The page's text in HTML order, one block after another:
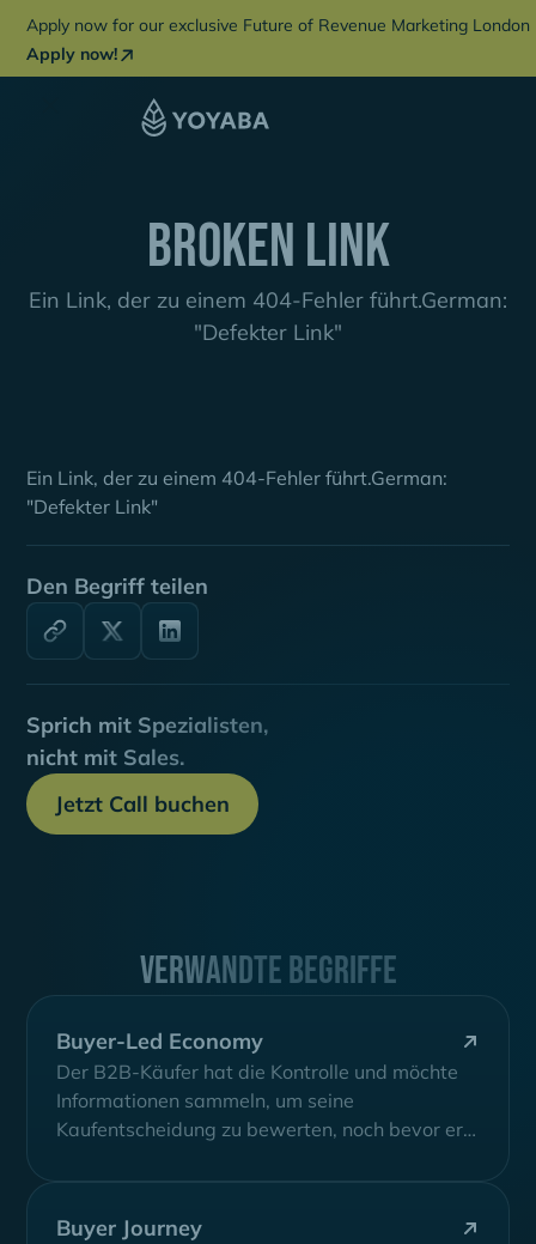
Apply now for our exclusive Future of Revenue Marketing
Apply now!
Broken Link
Ein Link, der zu einem 404-Fehler führt.German:
"Defekter Link"
Den Begriff teilen
Sprich mit Spezialisten,
nicht mit Sales.
Jetzt Call buchen
Ein Link, der zu einem 404-Fehler führt.German:
"Defekter Link"
Verwandte Begriffe
Buyer-Led Economy
Der B2B-Käufer hat die Kontrolle und möchte
Informationen sammeln, um seine
Kaufentscheidung zu bewerten, noch bevor er
Buyer Journey